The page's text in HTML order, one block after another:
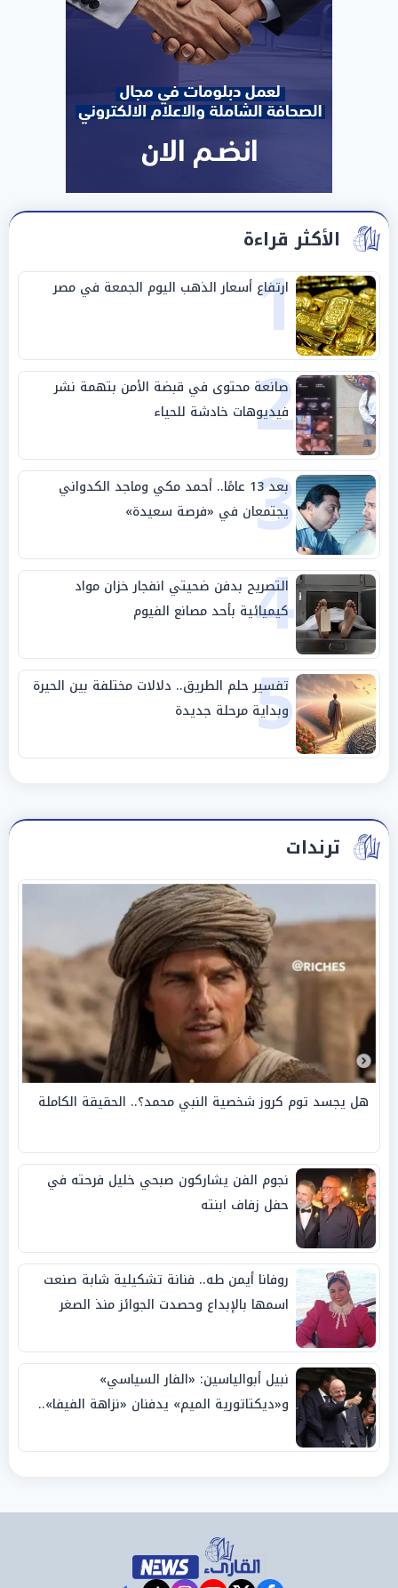
الأكثر قراءة
1
ارتفاع أسعار الذهب اليوم الجمعة في مصر
2
صانعة محتوى في قبضة الأمن بتهمة نشر
فيديوهات خادشة للحياء
3 بعد 13 عامًا.. أحمد مكي وماجد الكدواني
يجتمعان في «فرصة سعيدة»
4
التصريح بدفن ضحيتي انفجار خزان مواد
كيميائية بأحد مصانع الفيوم
5
تفسير حلم الطريق.. دلالات مختلفة بين الحيرة
وبداية مرحلة جديدة
ترندات
هل يجسد توم كروز شخصية النبي محمد؟.. الحقيقة الكاملة
نجوم الفن يشاركون صبحي خليل فرحته في
حفل زفاف ابنته
روفانا أيمن طه.. فنانة تشكيلية شابة صنعت
اسمها بالإبداع وحصدت الجوائز منذ الصغر
نبيل أبوالياسين: «الفار السياسي»
و«ديكتاتورية الميم» يدفنان «نزاهة الفيفا»..